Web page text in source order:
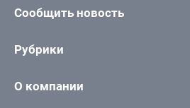
Сообщить новость
Рубрики
О компании